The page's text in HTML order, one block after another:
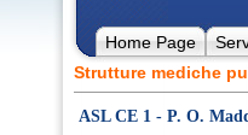
Home Page
Strutture mediche
ASL CE 1 - P. O.